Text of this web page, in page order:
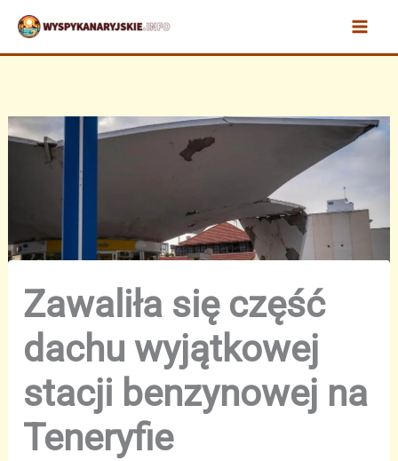
Przejdź
treści
Zawaliła się część
dachu wyjątkowej
stacji benzynowej na
Teneryfie